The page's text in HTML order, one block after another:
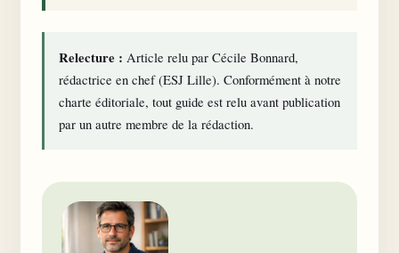
Relecture : Article relu par Cécile Bonnard,
rédactrice en chef (ESJ Lille). Conformément à notre
charte éditoriale, tout guide est relu avant publication
par un autre membre de la rédaction.